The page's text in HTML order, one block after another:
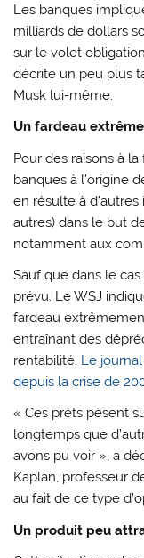
Les banques
milliards de dollars
sur le volet
décrite un peu plus
Musk lui-même.
Un fardeau
Pour des raisons à
banques à l’origine
en résulte à
autres) dans le but
notamment aux
Sauf que dans le
prévu. Le WSJ
fardeau
entraînant des
rentabilité. Le
depuis la crise de
« Ces prêts pèsent
longtemps que
avons pu voir », a
Kaplan, professeur
au fait de ce type
Un produit peu